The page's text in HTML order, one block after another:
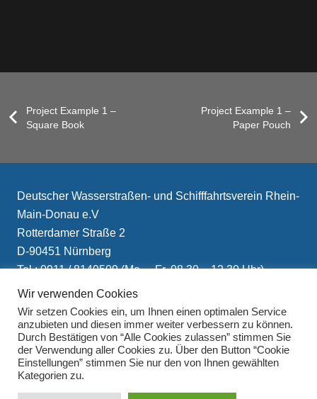
Project Example 1 –
Square Book
Project Example 1 –
Paper Pouch
Deutscher Wasserstraßen- und Schifffahrtsverein Rhein-
Main-Donau e.V
Rotterdamer Straße 2
D-90451 Nürnberg
Tel.: 0911 / 8149509 (Mo. – Fr. 08.30 – 12.30 Uhr)
E-Mail: info(at)schifffahrtsverein.de
Impressum
Wir verwenden Cookies
Wir setzen Cookies ein, um Ihnen einen optimalen Service
anzubieten und diesen immer weiter verbessern zu können.
Durch Bestätigen von “Alle Cookies zulassen” stimmen Sie
der Verwendung aller Cookies zu. Über den Button “Cookie
Einstellungen” stimmen Sie nur den von Ihnen gewählten
Kategorien zu.